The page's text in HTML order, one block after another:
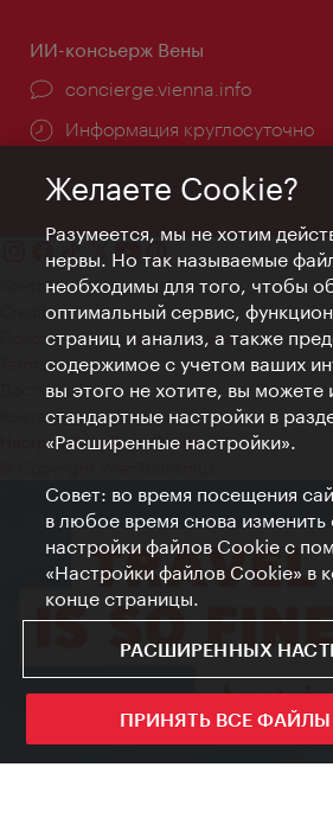
ИИ-консьерж Вены
concierge.vienna.info
Информация круглосуточно
Контакт
Credits
Положение о конфиденциальности
Terms of Use
Доступность
Контакты для прессы
Настройки файлов Cookie
Желаете Cookie?
Разумеется, мы не хотим
нервы. Но так называемые
необходимы для того, чтобы
оптимальный сервис,
страниц и анализ, а также
содержимое с учетом ваших
вы этого не хотите, вы можете
стандартные настройки в
«Расширенные настройки».
Совет: во время посещения
в любое время снова изменить
настройки файлов Cookie с
«Настройки файлов Cookie» в
конце страницы.
РАСШИРЕННЫХ
ПРИНЯТЬ ВСЕ ФАЙЛЫ